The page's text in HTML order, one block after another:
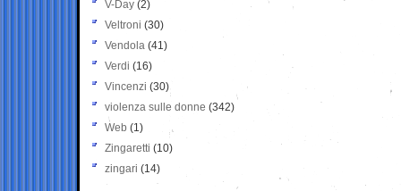
V-Day (2)
Veltroni (30)
Vendola (41)
Verdi (16)
Vincenzi (30)
violenza sulle donne (342)
Web (1)
Zingaretti (10)
zingari (14)